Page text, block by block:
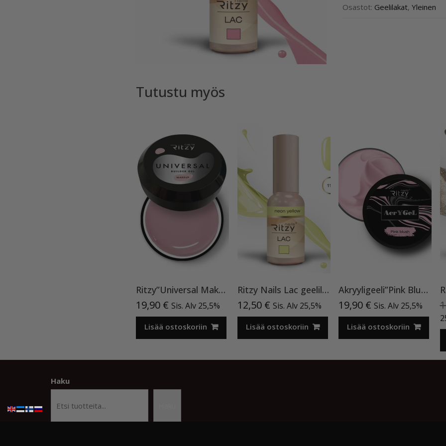
Osastot: Geelilakat, Yleinen
Tutustu myös
Ritzy”Universal Make Up”15ml, rakennegeeli TPO vapaa
19,90 € Sis. Alv 25,5%
Lisää ostoskoriin
Ritzy Nails Lac geelilakka ”Neon Yellow”119 , 9ml TPO vapaa
12,50 € Sis. Alv 25,5%
Lisää ostoskoriin
Akryyligeeli”Pink Blush”15ml
19,90 € Sis. Alv 25,5%
Lisää ostoskoriin
Haku